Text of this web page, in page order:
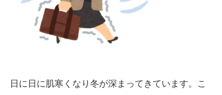
日に日に肌寒くなり冬が深まってきています。こ